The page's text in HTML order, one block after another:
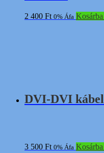
2 400 Ft 0% Áfa
DVI-DVI
3 500 Ft 0% Áfa